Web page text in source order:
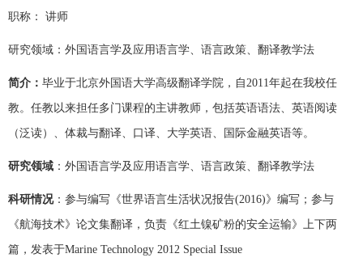
职称： 讲师
研究领域：外国语言学及应用语言学、语言政策、翻译教学法
简介： 毕业于北京外国语大学高级翻译学院，自 2011年起在我校任
教。任教以来担任多门课程的主讲教师，包括英语语法、英语阅读
（泛读）、体裁与翻译、口译、大学英语、国际金融英语等。
研究领域 ：外国语言学及应用语言学、语言政策、翻译教学法
科研情况：参与编写 《世界语言生活状况报告(2016)》编写；参与
《航海技术》论文集翻译，负责《红土镍矿粉的安全运输》上下两
篇，发表于Marine Technology 2012 Special Issue